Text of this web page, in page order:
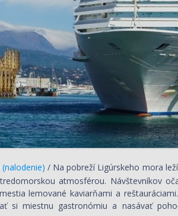
(nalodenie)/ Na pobreží Ligúrskeho mora
atmosférou. Návštevníkov
lemované kaviarňami a
si miestnu gastronómiu a nasávať